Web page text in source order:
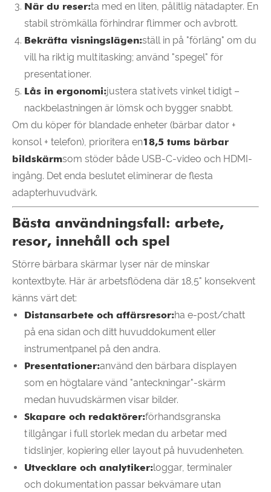
När du reser:ta med en liten, pålitlig nätadapter. En
stabil strömkälla förhindrar flimmer och avbrott.
Bekräfta visningslägen:ställ in på "förläng" om du
vill ha riktig multitasking; använd "spegel" för
presentationer.
Lås in ergonomi:justera stativets vinkel tidigt –
nackbelastningen är lömsk och bygger snabbt.
Om du köper för blandade enheter (bärbar dator +
konsol + telefon), prioritera en18,5 tums bärbar
bildskärmsom stöder både USB-C-video och HDMI-
ingång. Det enda beslutet eliminerar de flesta
adapterhuvudvärk.
Bästa användningsfall: arbete,
resor, innehåll och spel
Större bärbara skärmar lyser när de minskar
kontextbyte. Här är arbetsflödena där 18,5" konsekvent
känns värt det:
Distansarbete och affärsresor:ha e-post/chatt
på ena sidan och ditt huvuddokument eller
instrumentpanel på den andra.
Presentationer:använd den bärbara displayen
som en högtalare vänd "anteckningar"-skärm
medan huvudskärmen visar bilder.
Skapare och redaktörer:förhandsgranska
tillgångar i full storlek medan du arbetar med
tidslinjer, kopiering eller layout på huvudenheten.
Utvecklare och analytiker:loggar, terminaler
och dokumentation passar bekvämare utan